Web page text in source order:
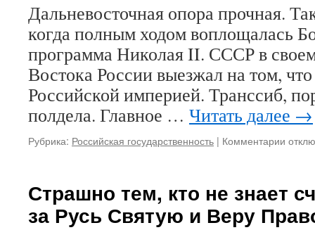
Дальневосточная опора прочная.
когда полным ходом воплощалась
программа Николая II. СССР в
Востока России выезжал на том,
Российской империей. Транссиб,
полдела. Главное … Читать далее →
Рубрика: Российская государственность | Комментарии к
не
нужна
Страшно тем, кто не знает
за Русь Святую и Веру